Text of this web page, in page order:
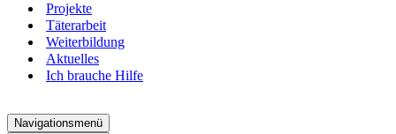
Projekte
Täterarbeit
Weiterbildung
Aktuelles
Ich brauche Hilfe
Navigationsmenü